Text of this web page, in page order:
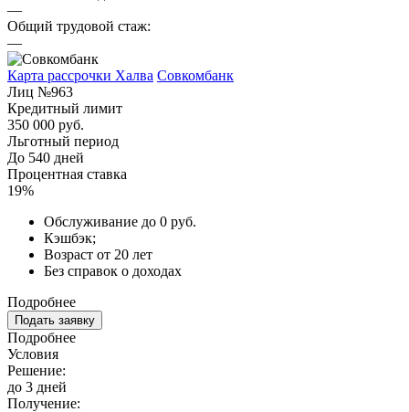
—
Общий трудовой стаж:
—
Карта рассрочки Халва Совкомбанк
Лиц №963
Кредитный лимит
350 000 руб.
Льготный период
До 540 дней
Процентная ставка
19%
Обслуживание до 0 руб.
Кэшбэк;
Возраст от 20 лет
Без справок о доходах
Подробнее
Подать заявку
Подробнее
Условия
Решение:
до 3 дней
Получение: